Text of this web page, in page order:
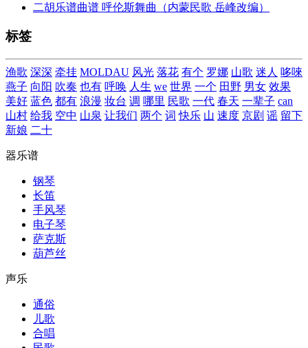
二胡乐谱曲谱 呼伦斯舞曲（内蒙民歌 岳峰改编）
标签
渔歌 深深 牵挂 MOLDAU 风光 落花 有个 罗娜 山歌 迷人 哆唻
燕子 向阳 吹奏 也有 呼唤 人生 we 世界 一个 田野 男女 效果
美好 蓝色 都有 浪漫 妆台 调 哪里 民歌 一代 春天 一辈子 can
山村 给我 空中 山泉 让我们 两个 词 快乐 山 速度 京剧 谣 留下
新娘 二十
器乐谱
钢琴
长笛
手风琴
电子琴
萨克斯
葫芦丝
声乐
通俗
儿歌
合唱